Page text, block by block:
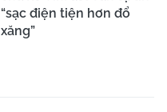
“sạc điện tiện hơn đổ
xăng”